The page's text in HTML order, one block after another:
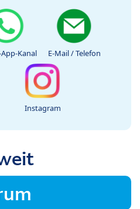
Kanal E-Mail / Telefon
Instagram